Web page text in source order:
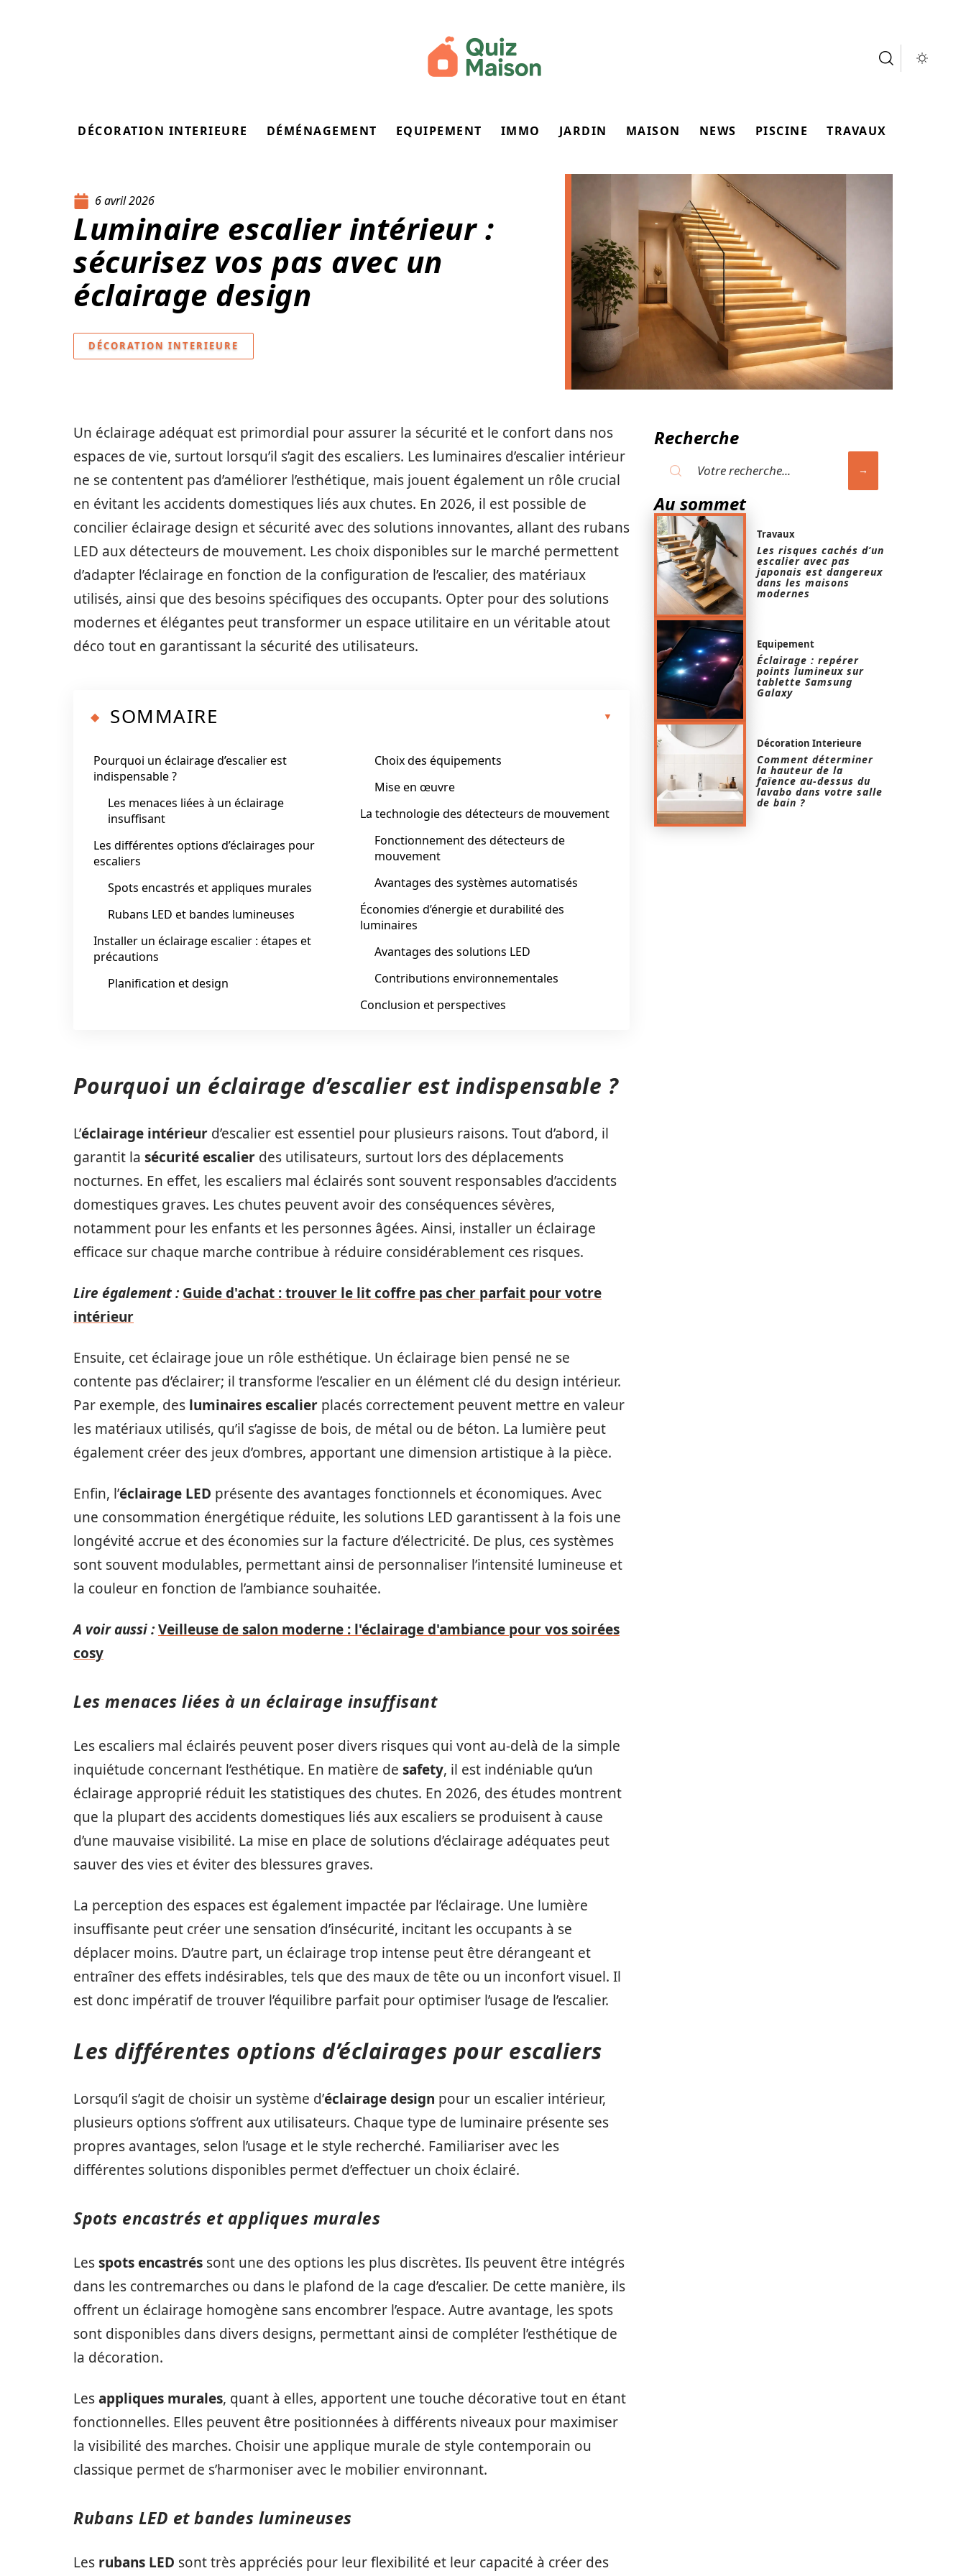
DÉCORATION INTERIEURE DÉMÉNAGEMENT EQUIPEMENT IMMO JARDIN MAISON NEWS PISCINE TRAVAUX
6 avril 2026
Luminaire escalier intérieur :
sécurisez vos pas avec un
éclairage design
DÉCORATION INTERIEURE
Un éclairage adéquat est primordial pour assurer la sécurité et le confort dans nos
espaces de vie, surtout lorsqu’il s’agit des escaliers. Les luminaires d’escalier intérieur
ne se contentent pas d’améliorer l’esthétique, mais jouent également un rôle crucial
en évitant les accidents domestiques liés aux chutes. En 2026, il est possible de
concilier éclairage design et sécurité avec des solutions innovantes, allant des rubans
LED aux détecteurs de mouvement. Les choix disponibles sur le marché permettent
d’adapter l’éclairage en fonction de la configuration de l’escalier, des matériaux
utilisés, ainsi que des besoins spécifiques des occupants. Opter pour des solutions
modernes et élégantes peut transformer un espace utilitaire en un véritable atout
déco tout en garantissant la sécurité des utilisateurs.
SOMMAIRE
Pourquoi un éclairage d’escalier est
indispensable ?
Les menaces liées à un éclairage
insuffisant
Les différentes options d’éclairages pour
escaliers
Spots encastrés et appliques murales
Rubans LED et bandes lumineuses
Installer un éclairage escalier : étapes et
précautions
Planification et design
Choix des équipements
Mise en œuvre
La technologie des détecteurs de mouvement
Fonctionnement des détecteurs de
mouvement
Avantages des systèmes automatisés
Économies d’énergie et durabilité des
luminaires
Avantages des solutions LED
Contributions environnementales
Conclusion et perspectives
Pourquoi un éclairage d’escalier est indispensable ?
L’éclairage intérieur d’escalier est essentiel pour plusieurs raisons. Tout d’abord, il
garantit la sécurité escalier des utilisateurs, surtout lors des déplacements
nocturnes. En effet, les escaliers mal éclairés sont souvent responsables d’accidents
domestiques graves. Les chutes peuvent avoir des conséquences sévères,
notamment pour les enfants et les personnes âgées. Ainsi, installer un éclairage
efficace sur chaque marche contribue à réduire considérablement ces risques.
Lire également : Guide d'achat : trouver le lit coffre pas cher parfait pour votre
intérieur
Ensuite, cet éclairage joue un rôle esthétique. Un éclairage bien pensé ne se
contente pas d’éclairer; il transforme l’escalier en un élément clé du design intérieur.
Par exemple, des luminaires escalier placés correctement peuvent mettre en valeur
les matériaux utilisés, qu’il s’agisse de bois, de métal ou de béton. La lumière peut
également créer des jeux d’ombres, apportant une dimension artistique à la pièce.
Enfin, l’éclairage LED présente des avantages fonctionnels et économiques. Avec
une consommation énergétique réduite, les solutions LED garantissent à la fois une
longévité accrue et des économies sur la facture d’électricité. De plus, ces systèmes
sont souvent modulables, permettant ainsi de personnaliser l’intensité lumineuse et
la couleur en fonction de l’ambiance souhaitée.
A voir aussi :Veilleuse de salon moderne : l'éclairage d'ambiance pour vos soirées
cosy
Les menaces liées à un éclairage insuffisant
Les escaliers mal éclairés peuvent poser divers risques qui vont au-delà de la simple
inquiétude concernant l’esthétique. En matière de safety, il est indéniable qu’un
éclairage approprié réduit les statistiques des chutes. En 2026, des études montrent
que la plupart des accidents domestiques liés aux escaliers se produisent à cause
d’une mauvaise visibilité. La mise en place de solutions d’éclairage adéquates peut
sauver des vies et éviter des blessures graves.
La perception des espaces est également impactée par l’éclairage. Une lumière
insuffisante peut créer une sensation d’insécurité, incitant les occupants à se
déplacer moins. D’autre part, un éclairage trop intense peut être dérangeant et
entraîner des effets indésirables, tels que des maux de tête ou un inconfort visuel. Il
est donc impératif de trouver l’équilibre parfait pour optimiser l’usage de l’escalier.
Les différentes options d’éclairages pour escaliers
Lorsqu’il s’agit de choisir un système d’éclairage design pour un escalier intérieur,
plusieurs options s’offrent aux utilisateurs. Chaque type de luminaire présente ses
propres avantages, selon l’usage et le style recherché. Familiariser avec les
différentes solutions disponibles permet d’effectuer un choix éclairé.
Spots encastrés et appliques murales
Lesspots encastrés sont une des options les plus discrètes. Ils peuvent être intégrés
dans les contremarches ou dans le plafond de la cage d’escalier. De cette manière, ils
offrent un éclairage homogène sans encombrer l’espace. Autre avantage, les spots
sont disponibles dans divers designs, permettant ainsi de compléter l’esthétique de
la décoration.
Lesappliques murales, quant à elles, apportent une touche décorative tout en étant
fonctionnelles. Elles peuvent être positionnées à différents niveaux pour maximiser
la visibilité des marches. Choisir une applique murale de style contemporain ou
classique permet de s’harmoniser avec le mobilier environnant.
Rubans LED et bandes lumineuses
Les rubans LED sont très appréciés pour leur flexibilité et leur capacité à créer des
Recherche
Au sommet
Travaux
Les risques cachés d’un
escalier avec pas
japonais est dangereux
dans les maisons
modernes
Equipement
Éclairage : repérer
points lumineux sur
tablette Samsung
Galaxy
Décoration Interieure
Comment déterminer
la hauteur de la
faïence au-dessus du
lavabo dans votre salle
de bain ?